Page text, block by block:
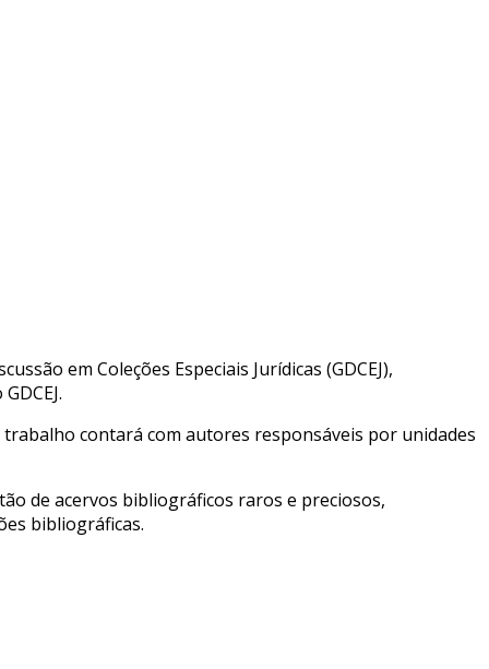
em Coleções Especiais Jurídicas (GDCEJ),
contará com autores responsáveis por unidades
de acervos bibliográficos raros e preciosos,
bibliográficas.